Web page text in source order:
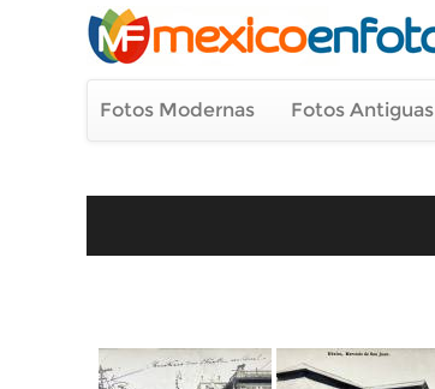
Fotos Modernas Fotos Antiguas